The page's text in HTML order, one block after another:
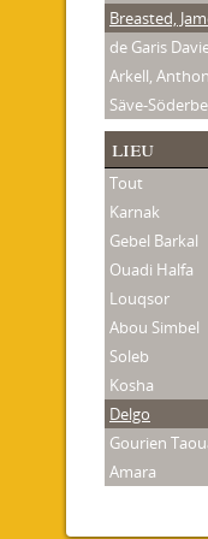
Breasted,
de Garis
Arkell,
Säve-
lieu
Tout
Karnak
Gebel Barkal
Ouadi Halfa
Louqsor
Abou Simbel
Soleb
Kosha
Delgo
Gourien
Amara